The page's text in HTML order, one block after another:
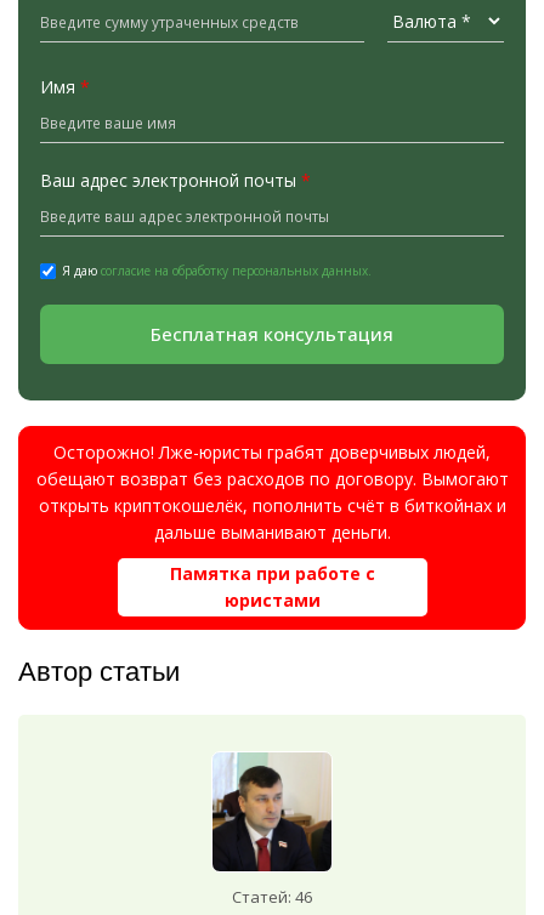
Имя *
Ваш адрес электронной почты *
Я даю согласие на обработку персональных данных.
Бесплатная консультация
Осторожно! Лже-юристы грабят доверчивых людей,
обещают возврат без расходов по договору. Вымогают
открыть криптокошелёк, пополнить счёт в биткойнах и
дальше выманивают деньги.
Памятка при работе с
юристами
Автор статьи
Статей: 46